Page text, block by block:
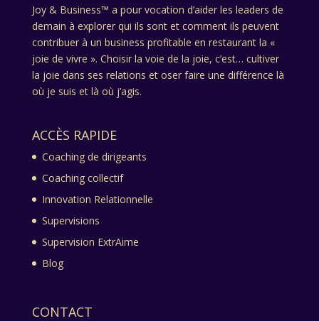
Joy & Business™ a pour vocation d’aider les leaders de
demain à explorer qui ils sont et comment ils peuvent
contribuer à un business profitable en restaurant la «
joie de vivre ». Choisir la voie de la joie, c’est… cultiver
la joie dans ses relations et oser faire une différence là
où je suis et là où j’agis.
ACCÈS RAPIDE
Coaching de dirigeants
Coaching collectif
Innovation Relationnelle
Supervisions
Supervision ExtrAime
Blog
CONTACT